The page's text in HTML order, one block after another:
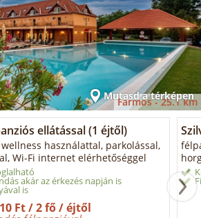
Mutasd a térképen
Farmos -25.1 km
ellátással (1 éjtől)
használattal, parkolással,
Wi-Fi internet elérhetőséggel
akár az érkezés napján is
is
Ft / 2 fő / éjtől